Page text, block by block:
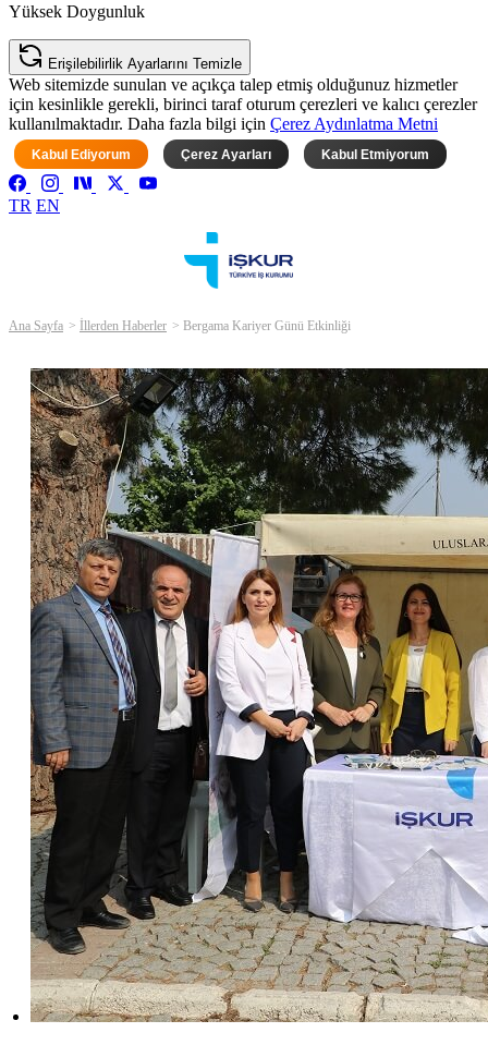
Yüksek Doygunluk
Erişilebilirlik Ayarlarını Temizle
Web sitemizde sunulan ve açıkça talep etmiş olduğunuz hizmetler
için kesinlikle gerekli, birinci taraf oturum çerezleri ve kalıcı çerezler
kullanılmaktadır. Daha fazla bilgi için Çerez Aydınlatma Metni
Kabul Ediyorum Çerez Ayarları Kabul Etmiyorum
TR EN
Ana Sayfa İllerden Haberler Bergama Kariyer Günü Etkinliği